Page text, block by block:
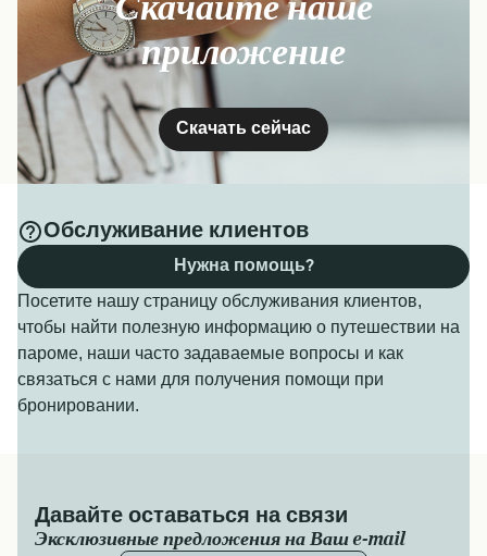
приложение
Скачать сейчас
Обслуживание клиентов
Посетите нашу страницу обслуживания клиентов,
чтобы найти полезную информацию о путешествии на
пароме, наши часто задаваемые вопросы и как
связаться с нами для получения помощи при
бронировании.
Нужна помощь?
Давайте оставаться на связи
Эксклюзивные предложения на Ваш e-mail